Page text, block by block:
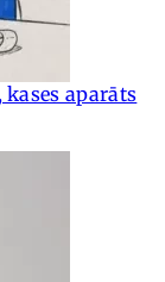
aparāts